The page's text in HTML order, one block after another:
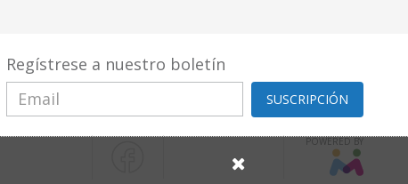
Regístrese a nuestro boletín
SUSCRIPCIÓN
POWERED BY